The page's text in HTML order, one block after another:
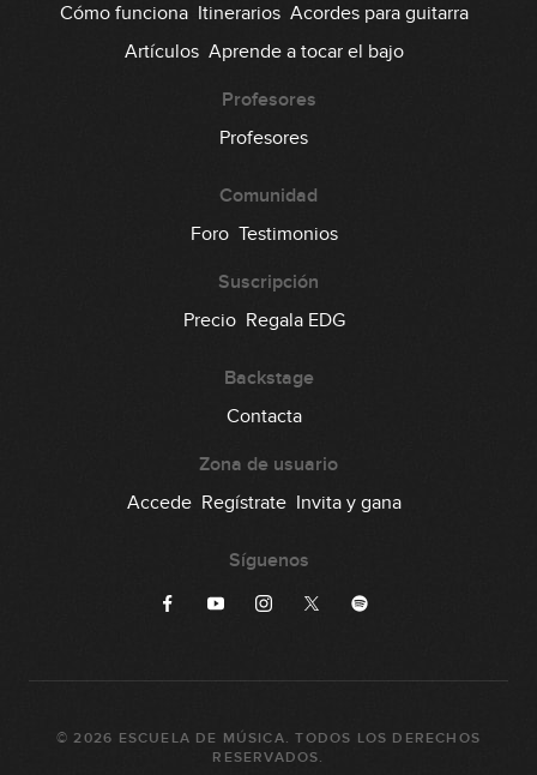
Cómo funciona Itinerarios Acordes para guitarra
Artículos Aprende a tocar el bajo
Profesores
Profesores
Comunidad
Foro Testimonios
Suscripción
Precio Regala EDG
Backstage
Contacta
Zona de usuario
Accede Regístrate Invita y gana
Síguenos
©2026 ESCUELA DE MÚSICA. TODOS LOS DERECHOS
RESERVADOS.